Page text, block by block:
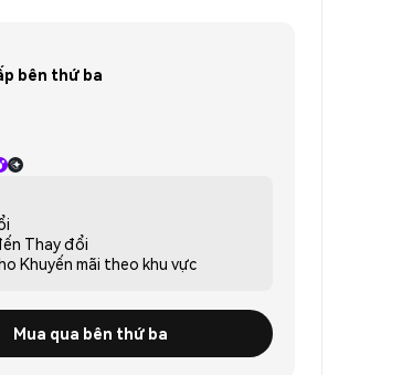
bên thứ ba
Thay đổi
Khuyến mãi theo khu vực
Mua qua bên thứ ba